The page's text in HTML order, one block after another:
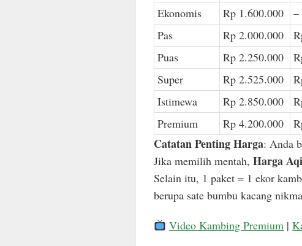
Ekonomis Rp 1.600.000 –
Pas
Rp 2.000.000
Puas
Rp 2.250.000
Super
Rp 2.525.000
Istimewa
Rp 2.850.000
Premium
Rp 4.200.000
Catatan Penting Harga: Anda
Jika memilih mentah, Harga
Selain itu, 1 paket = 1 ekor
berupa sate bumbu kacang
Video Kambing Premium |